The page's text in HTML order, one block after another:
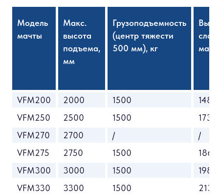
Модель
мачты
Макс.
высота
подъема,
мм
Грузоподъемность
(центр тяжести
500 мм), кг
VFM200 2000 1500
1485
VFM250
2500 1500
1735
VFM270
2700 /
/
VFM275
2750 1500
1860
VFM300
3000 1500
1985
VFM330
3300 1500
2135